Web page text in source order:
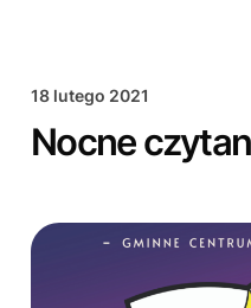
18 lutego 2021
Nocne